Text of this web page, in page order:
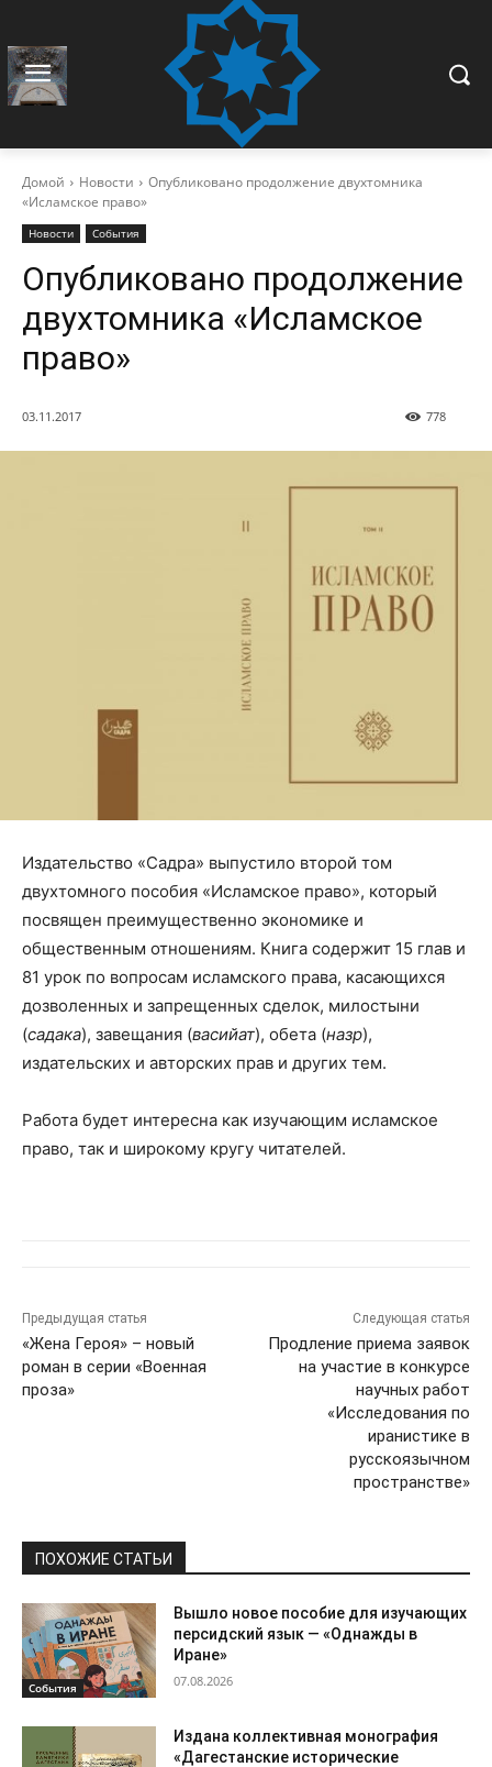
Домой Новости
Опубликовано продолжение двухтомника
«Исламское право»
Новости События
Опубликовано продолжение
двухтомника «Исламское
право»
03.11.2017 778
Издательство «Садра» выпустило второй том
двухтомного пособия «Исламское право», который
посвящен преимущественно экономике и
общественным отношениям. Книга содержит 15 глав и
81 урок по вопросам исламского права, касающихся
дозволенных и запрещенных сделок, милостыни
(садака), завещания (васийат), обета (назр),
издательских и авторских прав и других тем.
Работа будет интересна как изучающим исламское
право, так и широкому кругу читателей.
Предыдущая статья
«Жена Героя» – новый
роман в серии «Военная
проза»
Следующая статья
Продление приема заявок
на участие в конкурсе
научных работ
«Исследования по
иранистике в
русскоязычном
пространстве»
ПОХОЖИЕ СТАТЬИ
События
Вышло новое пособие для изучающих
персидский язык — «Однажды в
Иране»
07.08.2026
Издана коллективная монография
«Дагестанские исторические